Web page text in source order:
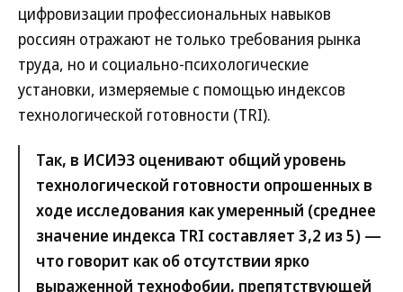
цифровизации профессиональных навыков
россиян отражают не только требования рынка
труда, но и социально-психологические
установки, измеряемые с помощью индексов
технологической готовности (TRI).
Так, в ИСИЭЗ оценивают общий уровень
технологической готовности опрошенных в
ходе исследования как умеренный (среднее
значение индекса TRI составляет 3,2 из 5) —
что говорит как об отсутствии ярко
выраженной технофобии, препятствующей